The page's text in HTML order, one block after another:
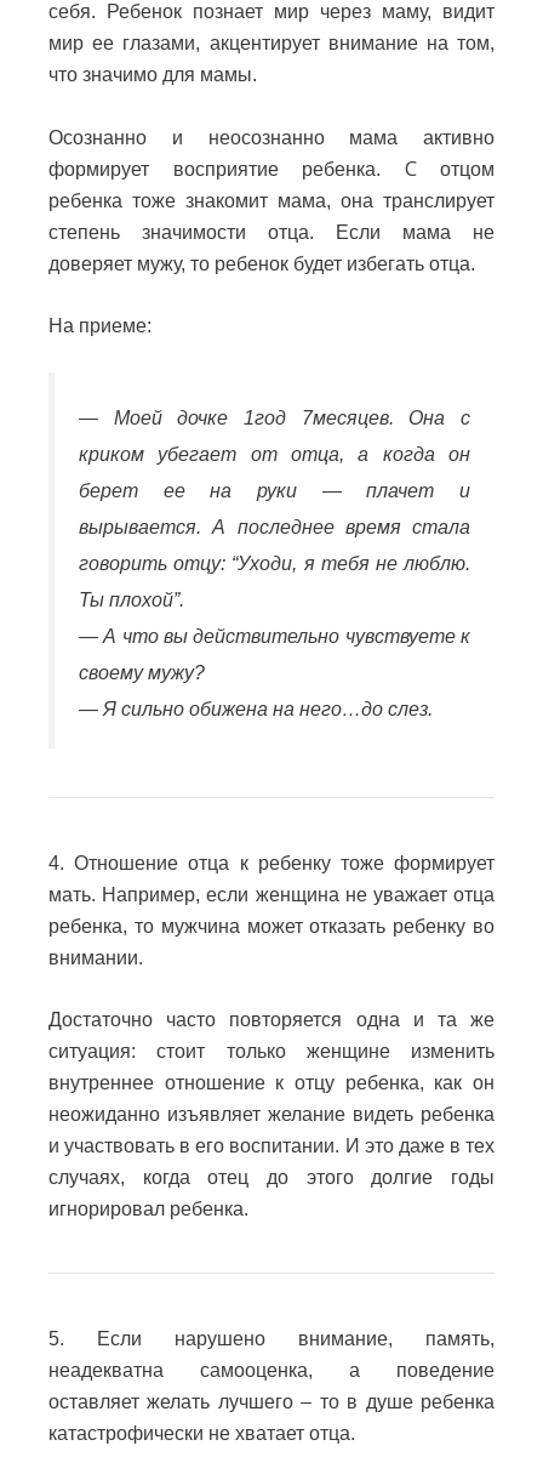
себя.
Ребенок познает мир через маму, видит
мир ее глазами, акцентирует внимание на том,
что значимо для мамы.
Осознанно и неосознанно мама активно
формирует восприятие ребенка. Сотцом
ребенка тоже знакомит мама, она транслирует
степень значимости отца. Если мама не
доверяет мужу, то ребенок будет избегать отца.
На приеме:
— Моей дочке 1год 7месяцев. Она с
криком убегает от отца, а когда он
берет ее на руки — плачет и
вырывается. А последнее время стала
говорить отцу: “Уходи, я тебя не люблю.
Ты плохой”.
— А что вы действительно чувствуете к
своему мужу?
— Я сильно обижена на него…до слез.
4. Отношение отца к ребенку тоже формирует
мать. Например, если женщина не уважает отца
ребенка, то мужчина может отказать ребенку во
внимании.
Достаточно часто повторяется одна и та же
ситуация: стоит только женщине изменить
внутреннее отношение к отцу ребенка, как он
неожиданно изъявляет желание видеть ребенка
и участвовать в его воспитании. И это даже в тех
случаях, когда отец до этого долгие годы
игнорировал ребенка.
5. Если нарушено внимание, память,
неадекватна самооценка, а поведение
оставляет желать лучшего – то в душе ребенка
катастрофически не хватает отца.